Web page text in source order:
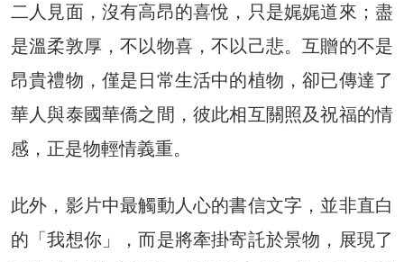
二人見面，沒有高昂的喜悅，只是娓娓道來；盡
是溫柔敦厚，不以物喜，不以己悲。互贈的不是
昂貴禮物，僅是日常生活中的植物，卻已傳達了
華人與泰國華僑之間，彼此相互關照及祝福的情
感，正是物輕情義重。
此外，影片中最觸動人心的書信文字，並非直白
的「我想你」，而是將牽掛寄託於景物，展現了